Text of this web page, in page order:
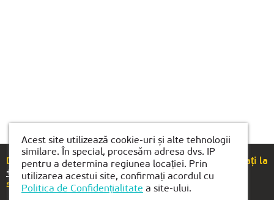
Dacă aveți întrebări sau sugestii, vă rugăm să ne sunați la
+40(754)489-118
sau să ne trimiteți un e-mail labrasov@kiber1.com
Acest site utilizează cookie-uri și alte tehnologii
similare. În special, procesăm adresa dvs. IP
pentru a determina regiunea locației. Prin
utilizarea acestui site, confirmați acordul cu
Politica de Confidențialitate a site-ului.